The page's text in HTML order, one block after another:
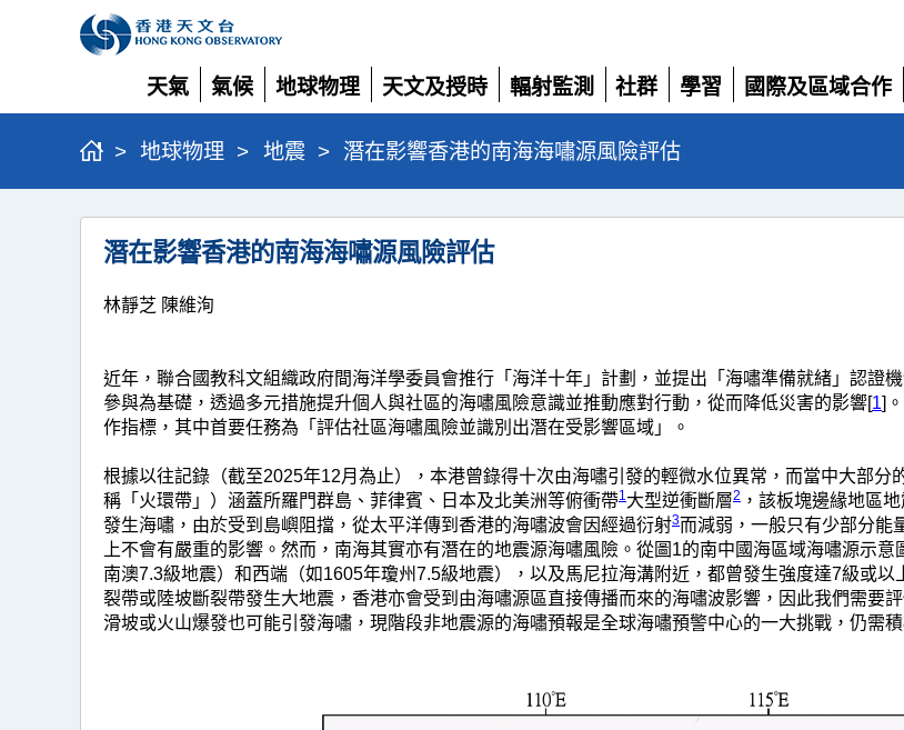
天氣
展
開
氣候
展
開
地球物理
展
開
天文及授時
展
開
輻射監測
展
開
社群
展
開
學習
展
開
國際及區域合作
展
> 地球物理 > 地震 > 潛在影響香港的南海海嘯源風險評估
潛
在
影
香
港
的
南
海
海
嘯
源
潛在影響香港的南海海嘯源風險評估
林靜芝 陳維洵
近年，聯合國教科文組織政府間海洋學委員會推行「海洋十年」計劃，並提出「海嘯準備就緒」認證
參與為基礎，透過多元措施提升個人與社區的海嘯風險意識並推動應對行動，從而降低災害的影響[1]
作指標，其中首要任務為「評估社區海嘯風險並識別出潛在受影響區域」。
根據以往記錄（截至2025年12月為止），本港曾錄得十次由海嘯引發的輕微水位異常，而當中大部
稱「火環帶」）涵蓋所羅門群島、菲律賓、日本及北美洲等俯衝帶1 大型逆衝斷層2 ，該板塊邊緣地區
發生海嘯，由於受到島嶼阻擋，從太平洋傳到香港的海嘯波會因經過衍射3而減弱，一般只有少部分能
上不會有嚴重的影響。然而，南海其實亦有潛在的地震源海嘯風險。從圖1的南中國海區域海嘯源示
南澳7.3級地震）和西端（如1605年瓊州7.5級地震），以及馬尼拉海溝附近，都曾發生強度達7級或
裂帶或陸坡斷裂帶發生大地震，香港亦會受到由海嘯源區直接傳播而來的海嘯波影響，因此我們需要
滑坡或火山爆發也可能引發海嘯，現階段非地震源的海嘯預報是全球海嘯預警中心的一大挑戰，仍需